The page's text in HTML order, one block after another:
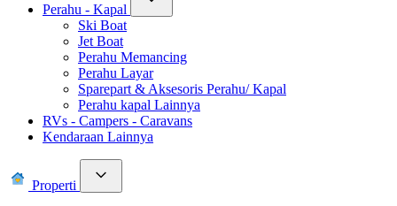
Perahu - Kapal
Ski Boat
Jet Boat
Perahu Memancing
Perahu Layar
Sparepart & Aksesoris Perahu/ Kapal
Perahu kapal Lainnya
RVs - Campers - Caravans
Kendaraan Lainnya
Properti